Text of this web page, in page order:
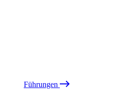
Führungen